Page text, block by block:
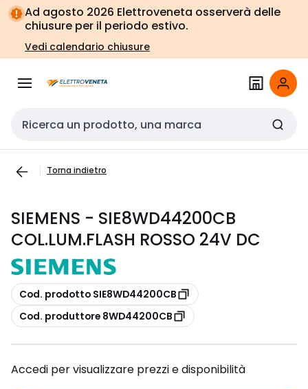
Vai alla
navigazione
Vai
alla
pagina
Ad agosto 2026 Elettroveneta osserverà delle
chiusure per il periodo estivo.
Vedi calendario chiusure
Cerca input
Torna indietro
SIEMENS - SIE8WD44200CB
COL.LUM.FLASH ROSSO 24V DC
copia
Cod. prodotto SIE8WD44200CB
copia
Cod. produttore 8WD44200CB
Accedi per visualizzare prezzi e disponibilità